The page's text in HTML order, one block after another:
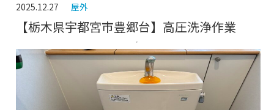
2025.12.27 屋外
【栃木県宇都宮市豊郷台】高圧洗浄作業